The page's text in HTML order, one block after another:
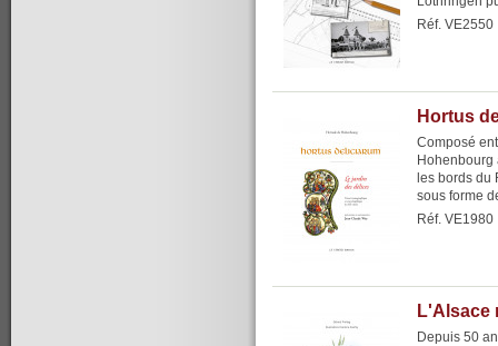
Réf. VE2550
Hortus
Composé
Hohenbourg
les bords du
sous forme
Réf. VE1980
L'Alsace
Depuis 50